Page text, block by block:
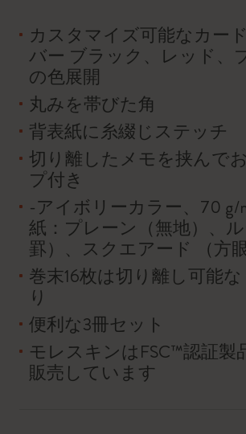
カスタマイズ可能なカー
バー ブラック、レッド、
の色展開
丸みを帯びた角
背表紙に糸綴じステッチ
切り離したメモを挟んで
プ付き
-アイボリーカラー、70 g/
紙：プレーン（無地）、
罫）、スクエアード （方眼
巻末16枚は切り離し可能
り
便利な3冊セット
モレスキンはFSC™認証製
販売しています